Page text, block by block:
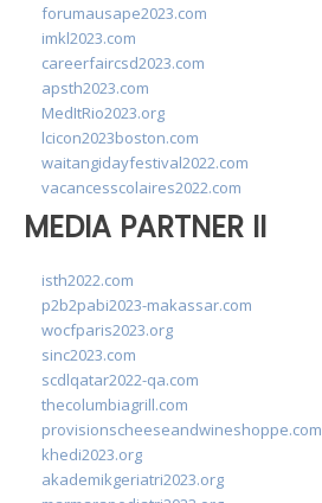
forumausape2023.com
imkl2023.com
careerfaircsd2023.com
apsth2023.com
MedItRio2023.org
lcicon2023boston.com
waitangidayfestival2022.com
vacancesscolaires2022.com
MEDIA PARTNER II
isth2022.com
p2b2pabi2023-makassar.com
wocfparis2023.org
sinc2023.com
scdlqatar2022-qa.com
thecolumbiagrill.com
provisionscheeseandwineshoppe.com
khedi2023.org
akademikgeriatri2023.org